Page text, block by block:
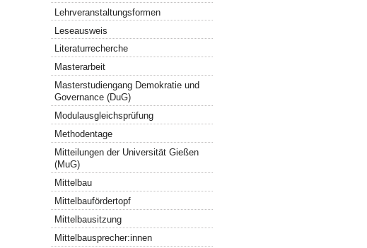
Lehrveranstaltungsformen
Leseausweis
Literaturrecherche
Masterarbeit
Masterstudiengang Demokratie und
Governance (DuG)
Modulausgleichsprüfung
Methodentage
Mitteilungen der Universität Gießen
(MuG)
Mittelbau
Mittelbaufördertopf
Mittelbausitzung
Mittelbausprecher:innen